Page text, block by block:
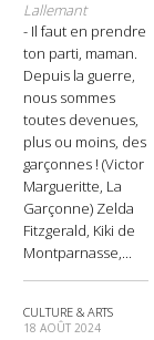
Lallemant
- Il faut en prendre
ton parti, maman.
Depuis la guerre,
nous sommes
toutes devenues,
plus ou moins, des
garçonnes ! (Victor
Margueritte, La
Garçonne) Zelda
Fitzgerald, Kiki de
Montparnasse,...
CULTURE & ARTS
18 AOÛT 2024